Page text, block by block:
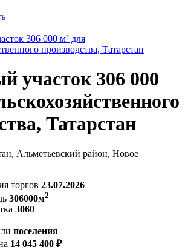
306 000 м² для
производства, Татарстан
участок 306 000
Татарстан
Альметьевский район, Новое
торгов 23.07.2026
306000м2
3060
поселения
14 045 400 ₽